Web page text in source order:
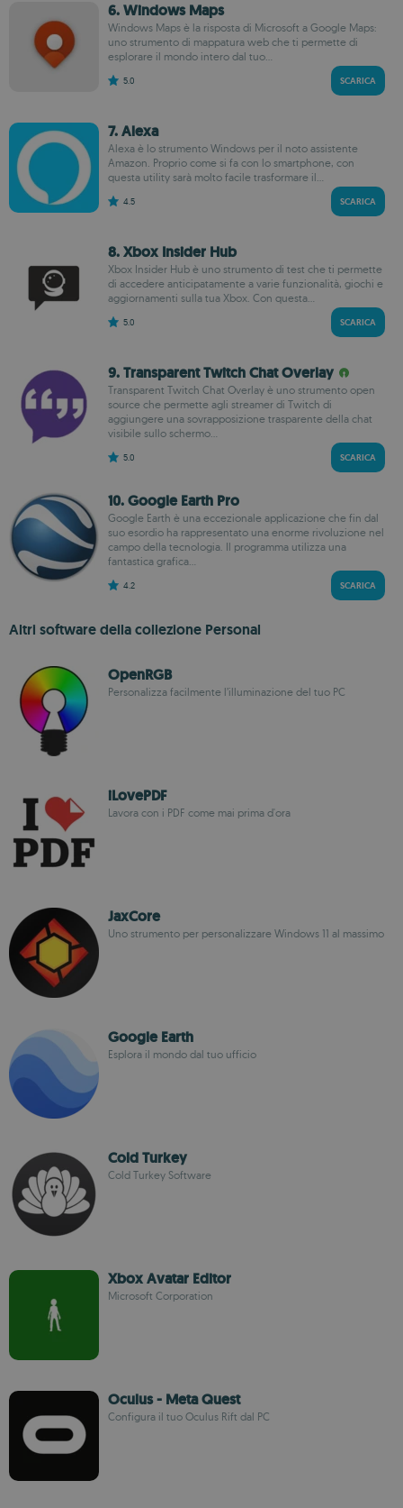
6. Windows Maps
Windows Maps è la risposta di Microsoft a Google Maps:
uno strumento di mappatura web che ti permette di
esplorare il mondo intero dal tuo...
5.0 SCARICA
7. Alexa
Alexa è lo strumento Windows per il noto assistente
Amazon. Proprio come si fa con lo smartphone, con
questa utility sarà molto facile trasformare il...
4.5 SCARICA
8. Xbox Insider Hub
Xbox Insider Hub è uno strumento di test che ti permette
di accedere anticipatamente a varie funzionalità, giochi e
aggiornamenti sulla tua Xbox. Con questa...
5.0 SCARICA
9. Transparent Twitch Chat Overlay
Transparent Twitch Chat Overlay è uno strumento open
source che permette agli streamer di Twitch di
aggiungere una sovrapposizione trasparente della chat
visibile sullo schermo...
5.0 SCARICA
10. Google Earth Pro
Google Earth è una eccezionale applicazione che fin dal
suo esordio ha rappresentato una enorme rivoluzione nel
campo della tecnologia. Il programma utilizza una
fantastica grafica...
4.2 SCARICA
Altri software della collezione Personal
OpenRGB
Personalizza facilmente l’illuminazione del tuo PC
iLovePDF
Lavora con i PDF come mai prima d'ora
JaxCore
Uno strumento per personalizzare Windows 11 al massimo
Google Earth
Esplora il mondo dal tuo ufficio
Cold Turkey
Cold Turkey Software
Xbox Avatar Editor
Microsoft Corporation
Oculus - Meta Quest
Configura il tuo Oculus Rift dal PC